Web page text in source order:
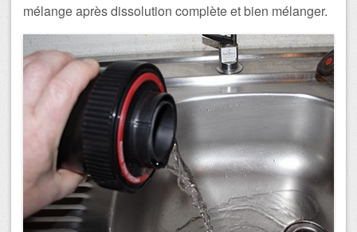
mélange après dissolution complète et bien mélanger.